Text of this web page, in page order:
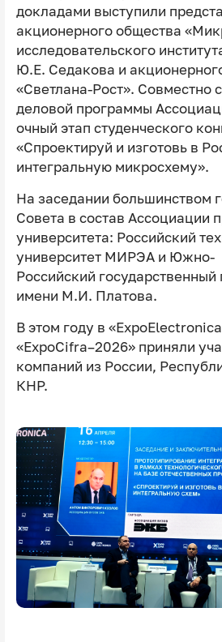
докладами выступили
акционерного общества
исследовательского
Ю.Е. Седакова и
«Светлана-Рост». Совместно
деловой программы
очный этап студенческого
«Спроектируй и изготовь в
интегральную микросхему».
На заседании большинством
Совета в состав Ассоциации
университета: Российский
университет МИРЭА и Южно-
Российский
имени М.И. Платова.
В этом году в
«ExpoCifra–2026» приняли
компаний из России,
КНР.